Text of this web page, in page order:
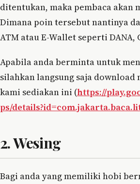
ditentukan, maka pembaca akan
Dimana poin tersebut nantinya
ATM atau E-Wallet seperti DANA,
Apabila anda berminta untuk
silahkan langsung saja
kami sediakan ini (https://
ps/
2. Wesing
Bagi anda yang memiliki hobi